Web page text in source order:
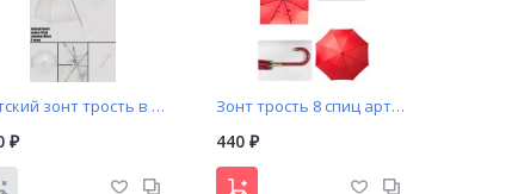
Детский зонт трость в белом цвете с прозрачным куполом арт. UN414
₽
Зонт трость 8 спиц арт. CPY66
440₽